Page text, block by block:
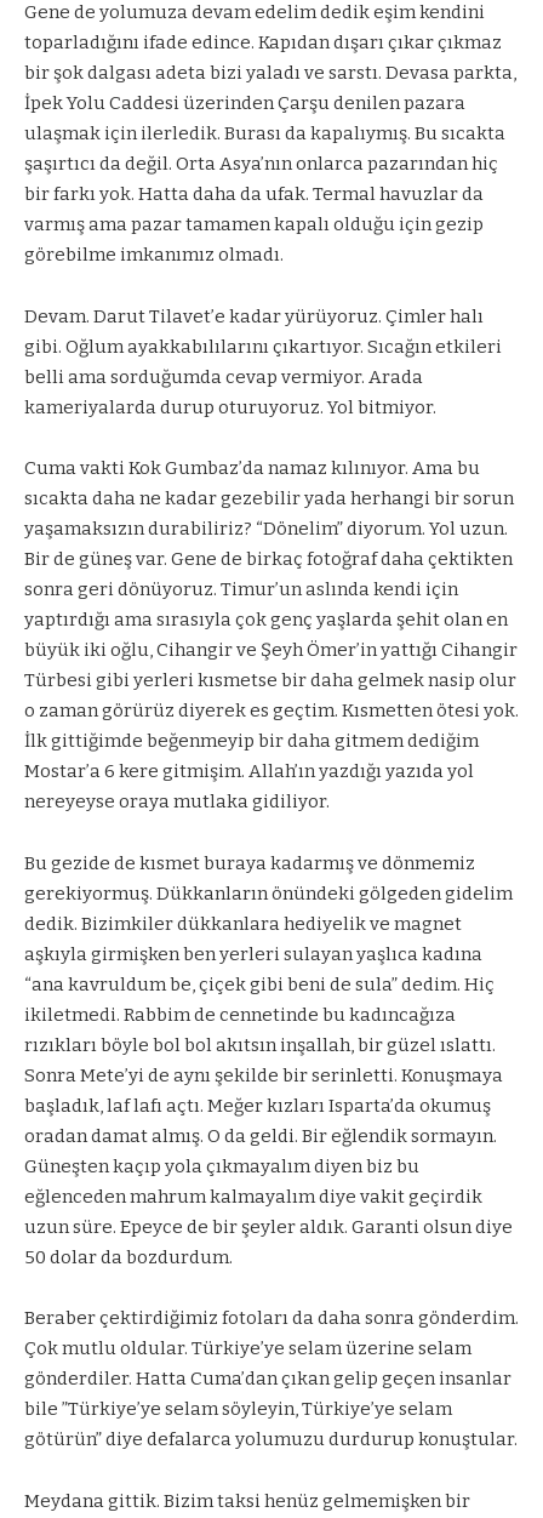
Gene de yolumuza devam edelim dedik eşim kendini
toparladığını ifade edince. Kapıdan dışarı çıkar çıkmaz
bir şok dalgası adeta bizi yaladı ve sarstı. Devasa parkta,
İpek Yolu Caddesi üzerinden Çarşu denilen pazara
ulaşmak için ilerledik. Burası da kapalıymış. Bu sıcakta
şaşırtıcı da değil. Orta Asya’nın onlarca pazarından hiç
bir farkı yok. Hatta daha da ufak. Termal havuzlar da
varmış ama pazar tamamen kapalı olduğu için gezip
görebilme imkanımız olmadı.
Devam. Darut Tilavet’e kadar yürüyoruz. Çimler halı
gibi. Oğlum ayakkabılılarını çıkartıyor. Sıcağın etkileri
belli ama sorduğumda cevap vermiyor. Arada
kameriyalarda durup oturuyoruz. Yol bitmiyor.
Cuma vakti Kok Gumbaz’da namaz kılınıyor. Ama bu
sıcakta daha ne kadar gezebilir yada herhangi bir sorun
yaşamaksızın durabiliriz? “Dönelim” diyorum. Yol uzun.
Bir de güneş var. Gene de birkaç fotoğraf daha çektikten
sonra geri dönüyoruz. Timur’un aslında kendi için
yaptırdığı ama sırasıyla çok genç yaşlarda şehit olan en
büyük iki oğlu, Cihangir ve Şeyh Ömer’in yattığı Cihangir
Türbesi gibi yerleri kısmetse bir daha gelmek nasip olur
o zaman görürüz diyerek es geçtim. Kısmetten ötesi yok.
İlk gittiğimde beğenmeyip bir daha gitmem dediğim
Mostar’a 6 kere gitmişim. Allah’ın yazdığı yazıda yol
nereyeyse oraya mutlaka gidiliyor.
Bugezide de kısmet buraya kadarmış ve dönmemiz
gerekiyormuş. Dükkanların önündeki gölgeden gidelim
dedik. Bizimkiler dükkanlara hediyelik ve magnet
aşkıyla girmişken ben yerleri sulayan yaşlıca kadına
“ana kavruldum be, çiçek gibi beni de sula” dedim. Hiç
ikiletmedi. Rabbim de cennetinde bu kadıncağıza
rızıkları böyle bol bol akıtsın inşallah, bir güzel ıslattı.
Sonra Mete’yi de aynı şekilde bir serinletti. Konuşmaya
başladık, laf lafı açtı. Meğer kızları Isparta’da okumuş
oradan damat almış. O da geldi. Bir eğlendik sormayın.
Güneşten kaçıp yola çıkmayalım diyen biz bu
eğlenceden mahrum kalmayalım diye vakit geçirdik
uzun süre. Epeyce de bir şeyler aldık. Garanti olsun diye
50 dolar da bozdurdum.
Beraber çektirdiğimiz fotoları da daha sonra gönderdim.
Çok mutlu oldular. Türkiye’ye selam üzerine selam
gönderdiler. Hatta Cuma’dan çıkan gelip geçen insanlar
bile ”Türkiye’ye selam söyleyin, Türkiye’ye selam
götürün” diye defalarca yolumuzu durdurup konuştular.
Meydana gittik. Bizim taksi henüz gelmemişken bir